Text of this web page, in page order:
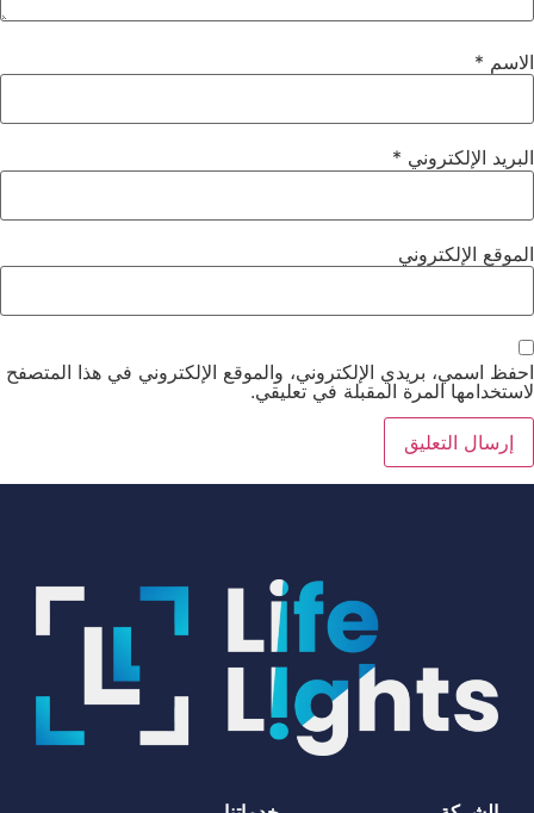
الاسم *
البريد الإلكتروني *
الموقع الإلكتروني
احفظ اسمي، بريدي الإلكتروني، والموقع الإلكتروني في هذا المتصفح
لاستخدامها المرة المقبلة في تعليقي.